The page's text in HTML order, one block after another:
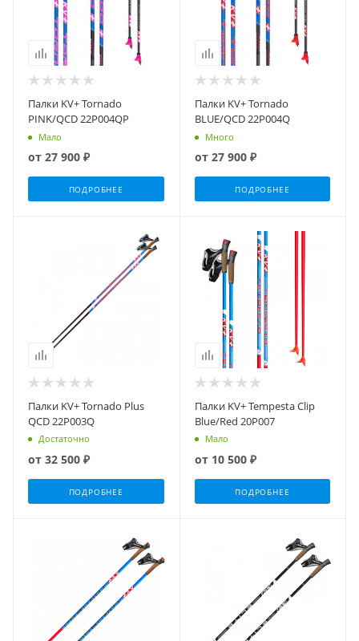
Палки KV+ Tornado
PINK/QCD 22P004QP
Мало
от 27 900 ₽
ПОДРОБНЕЕ
Палки KV+ Tornado
BLUE/QCD 22P004Q
Много
от 27 900 ₽
ПОДРОБНЕЕ
Палки KV+ Tornado Plus
QCD 22P003Q
Достаточно
от 32 500 ₽
ПОДРОБНЕЕ
Палки KV+ Tempesta Clip
Blue/Red 20P007
Мало
от 10 500 ₽
ПОДРОБНЕЕ